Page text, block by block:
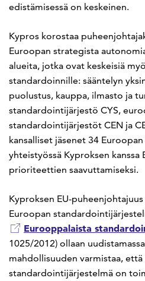
edistämisessä on keskeinen.
Kypros korostaa
Euroopan strategista
alueita, jotka ovat keskeisiä
standardoinnille: sääntelyn
puolustus, kauppa, ilmasto ja
standardointijärjestö CYS,
standardointijärjestöt CEN ja
kansalliset jäsenet 34
yhteistyössä Kyproksen
prioriteettien saavuttamiseksi.
Kyproksen EU-
Euroopan
Eurooppalaista
1025/2012) ollaan
mahdollisuuden varmistaa,
standardointijärjestelmä on